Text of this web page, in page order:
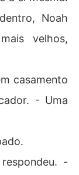
Noah
velhos,
casamento
- Uma
-